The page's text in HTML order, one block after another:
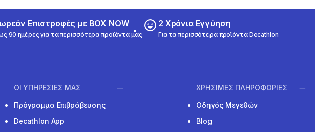
Επιστροφές με BOX NOW
90 ημέρες για τα περισσότερα προϊόντα μας
2 Χρόνια Εγγύηση
Για τα περισσότερα προϊόντα Decathlon
ΟΙ ΥΠΗΡΕΣΙΕΣ ΜΑΣ
Πρόγραμμα Επιβράβευσης
Decathlon App
ΧΡΗΣΙΜΕΣ ΠΛΗΡΟΦΟΡΙΕΣ
Οδηγός Μεγεθών
Blog